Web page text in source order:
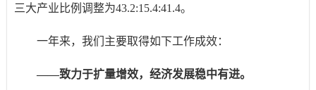
三大产业比例调整为43.2:15.4:41.4。
一年来，我们主要取得如下工作成效：
——致力于扩量增效，经济发展稳中有进。